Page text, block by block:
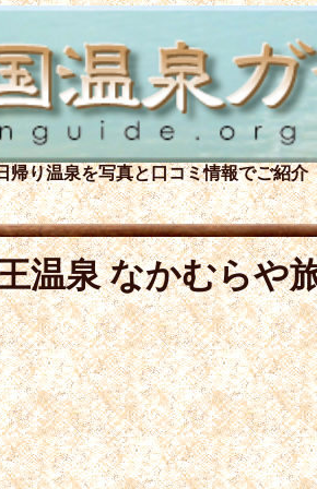
帰り温泉を写真と口コミ情報でご紹介
温泉 なかむらや